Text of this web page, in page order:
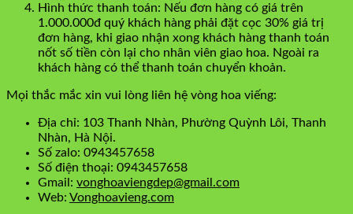
Hình thức thanh toán: Nếu đơn hàng có giá trên
1.000.000đ quý khách hàng phải đặt cọc 30% giá trị
đơn hàng, khi giao nhận xong khách hàng thanh toán
nốt số tiền còn lại cho nhân viên giao hoa. Ngoài ra
khách hàng có thể thanh toán chuyển khoản.
Mọi thắc mắc xin vui lòng liên hệ vòng hoa viếng:
Địa chỉ: 103 Thanh Nhàn, Phường Quỳnh Lôi, Thanh
Nhàn, Hà Nội.
Số zalo: 0943457658
Số điện thoại: 0943457658
Gmail: vonghoaviengdep@gmail.com
Web: Vonghoavieng.com